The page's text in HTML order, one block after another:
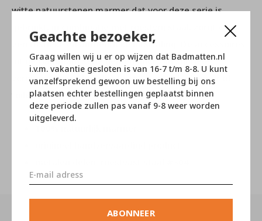
Geachte bezoeker,
Graag willen wij u er op wijzen dat Badmatten.nl
i.v.m. vakantie gesloten is van 16-7 t/m 8-8. U kunt
vanzelfsprekend gewoon uw bestelling bij ons
plaatsen echter bestellingen geplaatst binnen
deze periode zullen pas vanaf 9-8 weer worden
uitgeleverd.
ABONNEER
witte natuurstenen marmer dat voor deze serie is
gebruikt, in combinatie met roestvrij staal, zorgt voor
een rustieke en authentieke uitstraling. De accessoires
uit de Hammam serie nemen door zijn subtiele
vormgeving een bescheiden plek in uw badkamer of
toiletruimte.